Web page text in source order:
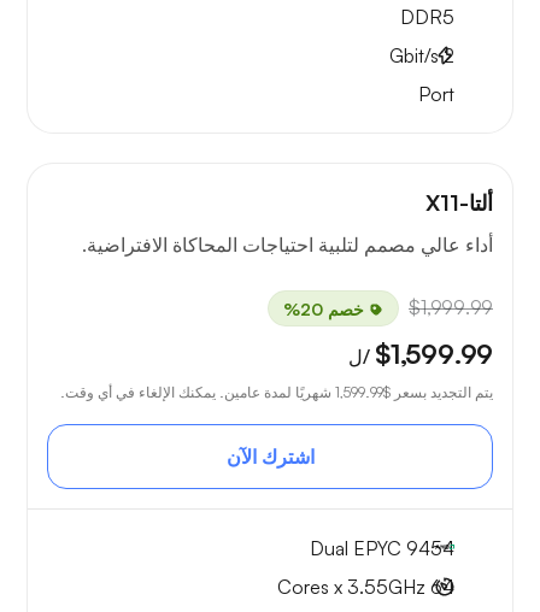
DDR5
2
Gbit/s
Port
ألتا-X11
أداء عالي مصمم لتلبية احتياجات المحاكاة الافتراضية.
$1,999.99 خصم 20%
$1,599.99 /ل
يتم التجديد بسعر $1,599.99 شهريًا لمدة عامين. يمكنك الإلغاء في أي وقت.
اشترك الآن
Dual EPYC 9454
64 Cores x 3.55GHz